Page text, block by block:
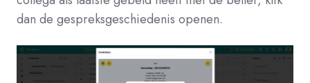
dan de gespreksgeschiedenis openen.